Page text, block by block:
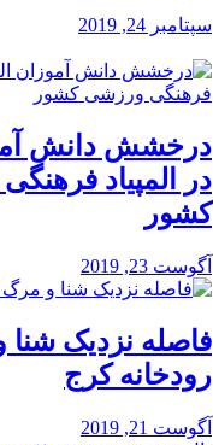
سپتامبر 24, 2019
درخشش دانش
در المپیاد
کشور
آگوست 23, 2019
️فاصله نزدیک شنا
رودخانه کرج
آگوست 21, 2019